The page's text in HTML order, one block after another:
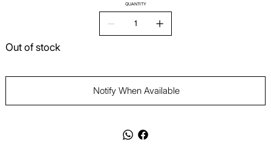
QUANTITY
Out of stock
Notify When Available